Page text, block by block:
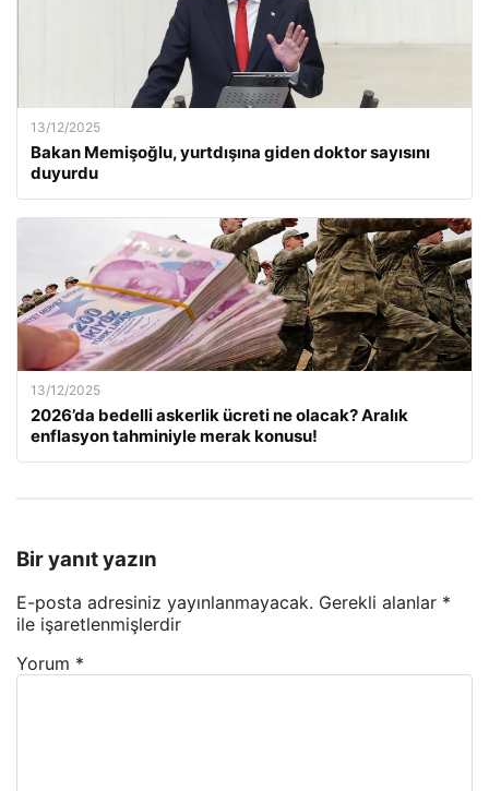
13/12/2025
Bakan Memişoğlu, yurtdışına giden doktor sayısını
duyurdu
13/12/2025
2026’da bedelli askerlik ücreti ne olacak? Aralık
enflasyon tahminiyle merak konusu!
Bir yanıt yazın
E-posta adresiniz yayınlanmayacak. Gerekli alanlar *
ile işaretlenmişlerdir
Yorum *